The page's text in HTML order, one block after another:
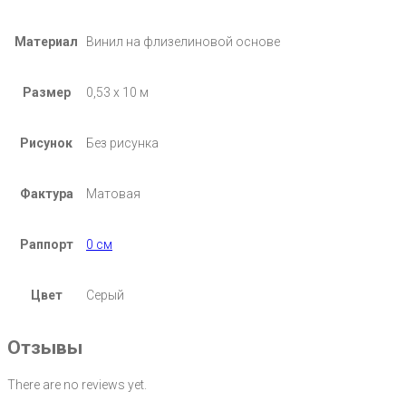
Материал Винил на флизелиновой основе
Размер 0,53 х 10 м
Рисунок Без рисунка
Фактура Матовая
Раппорт 0 см
Цвет Серый
Отзывы
There are no reviews yet.